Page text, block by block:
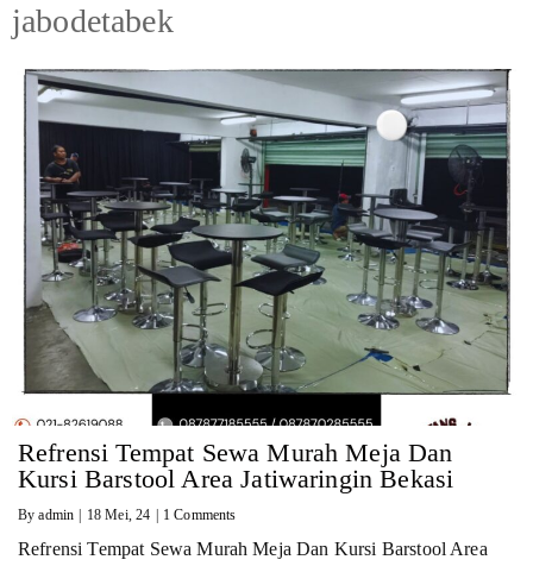
jabodetabek
Refrensi Tempat Sewa Murah Meja Dan
Kursi Barstool Area Jatiwaringin Bekasi
Byadmin | 18 Mei, 24 | 1 Comments
Refrensi Tempat Sewa Murah Meja Dan Kursi Barstool Area